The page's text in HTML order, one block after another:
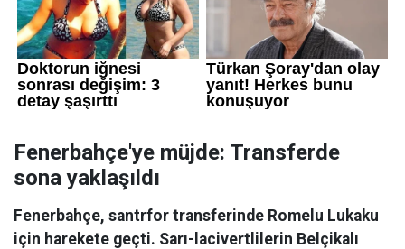
Fenerbahçe'ye müjde: Transferde
sona yaklaşıldı
Fenerbahçe, santrfor transferinde Romelu Lukaku
için harekete geçti. Sarı-lacivertlilerin Belçikalı